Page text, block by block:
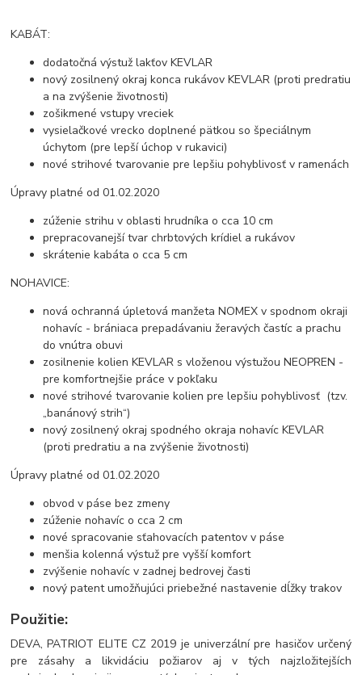
KABÁT:
dodatočná výstuž lakťov KEVLAR
nový zosilnený okraj konca rukávov KEVLAR (proti predratiu
a na zvýšenie životnosti)
zošikmené vstupy vreciek
vysielačkové vrecko doplnené pätkou so špeciálnym
úchytom (pre lepší úchop v rukavici)
nové strihové tvarovanie pre lepšiu pohyblivosť v ramenách
Úpravy platné od 01.02.2020
zúženie strihu v oblasti hrudníka o cca 10 cm
prepracovanejší tvar chrbtových krídiel a rukávov
skrátenie kabáta o cca 5 cm
NOHAVICE:
nová ochranná úpletová manžeta NOMEX v spodnom okraji
nohavíc - brániaca prepadávaniu žeravých častíc a prachu
do vnútra obuvi
zosilnenie kolien KEVLAR s vloženou výstužou NEOPREN -
pre komfortnejšie práce v pokľaku
nové strihové tvarovanie kolien pre lepšiu pohyblivosť (tzv.
„banánový strih“)
nový zosilnený okraj spodného okraja nohavíc KEVLAR
(proti predratiu a na zvýšenie životnosti)
Úpravy platné od 01.02.2020
obvod v páse bez zmeny
zúženie nohavíc o cca 2 cm
nové spracovanie sťahovacích patentov v páse
menšia kolenná výstuž pre vyšší komfort
zvýšenie nohavíc v zadnej bedrovej časti
nový patent umožňujúci priebežné nastavenie dĺžky trakov
Použitie:
DEVA, PATRIOT ELITE CZ 2019 je univerzální pre hasičov určený
pre zásahy a likvidáciu požiarov aj v tých najzložitejších